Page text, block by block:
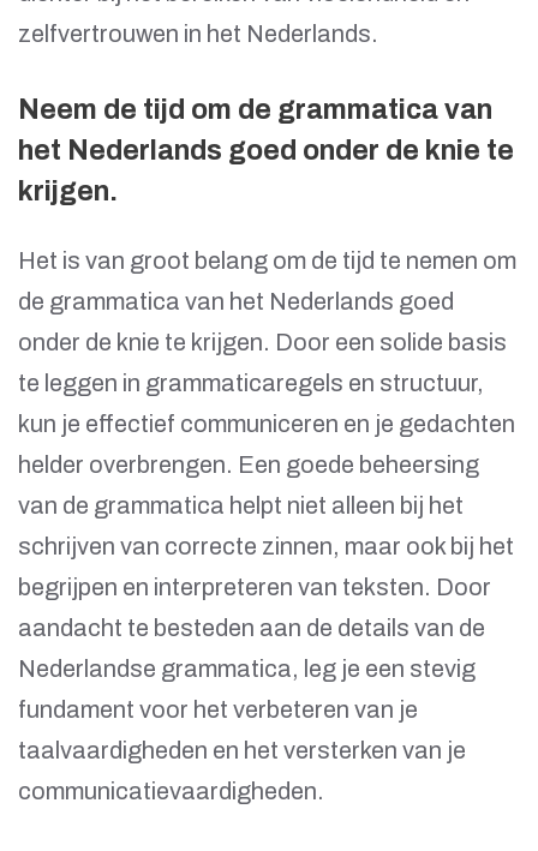
zelfvertrouwen in het Nederlands.
Neem de tijd om de grammatica van
het Nederlands goed onder de knie te
krijgen.
Het is van groot belang om de tijd te nemen om
de grammatica van het Nederlands goed
onder de knie te krijgen. Door een solide basis
te leggen in grammaticaregels en structuur,
kun je effectief communiceren en je gedachten
helder overbrengen. Een goede beheersing
van de grammatica helpt niet alleen bij het
schrijven van correcte zinnen, maar ook bij het
begrijpen en interpreteren van teksten. Door
aandacht te besteden aan de details van de
Nederlandse grammatica, leg je een stevig
fundament voor het verbeteren van je
taalvaardigheden en het versterken van je
communicatievaardigheden.